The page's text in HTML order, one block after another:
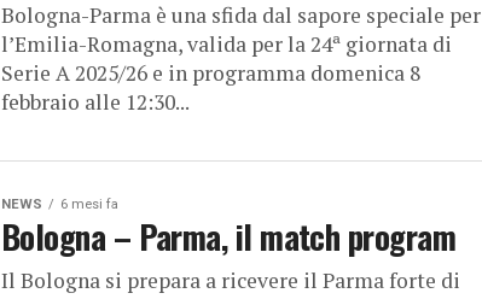
Bologna-Parma è una sfida dal sapore speciale per
l’Emilia-Romagna, valida per la 24ª giornata di
Serie A 2025/26 e in programma domenica 8
febbraio alle 12:30...
NEWS 6 mesi fa
Bologna – Parma, il match program
Il Bologna si prepara a ricevere il Parma forte di